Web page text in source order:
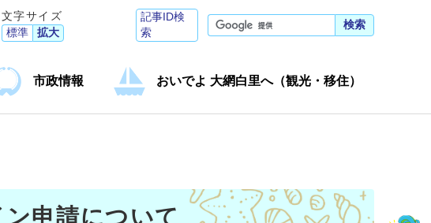
文字サイズ
標準
拡大
記事ID検
索
検索
市政情報 おいでよ 大網白里へ（観光・移住）
申請について